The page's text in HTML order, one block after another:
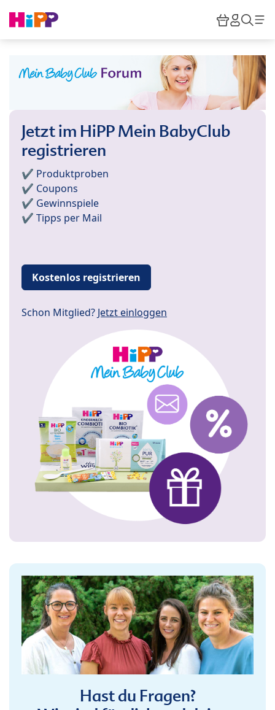
HiPP
Jetzt im HiPP Mein BabyClub
registrieren
✔️ Produktproben
✔️ Coupons
✔️ Gewinnspiele
✔️ Tipps per Mail
Kostenlos registrieren
Schon Mitglied? Jetzt einloggen
Hast du Fragen?